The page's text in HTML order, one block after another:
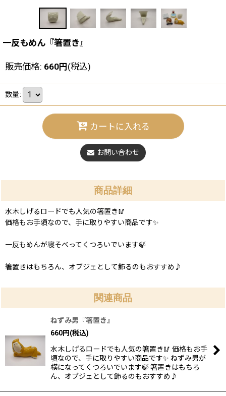
一反もめん『箸置き』
販売価格: 660円(税込)
数量:
カートに入れる
お問い合わせ
商品詳細
水木しげるロードでも人気の箸置き🥢
価格もお手頃なので、手に取りやすい商品です✨
一反もめんが寝そべってくつろいでいます🍃
箸置きはもちろん、オブジェとして飾るのもおすすめ♪
関連商品
ねずみ男『箸置き』
660円(税込)
水木しげるロードでも人気の箸置き🥢 価格もお手
頃なので、手に取りやすい商品です✨ ねずみ男が
横になってくつろいでいます🍃 箸置きはもちろ
ん、オブジェとして飾るのもおすすめ♪